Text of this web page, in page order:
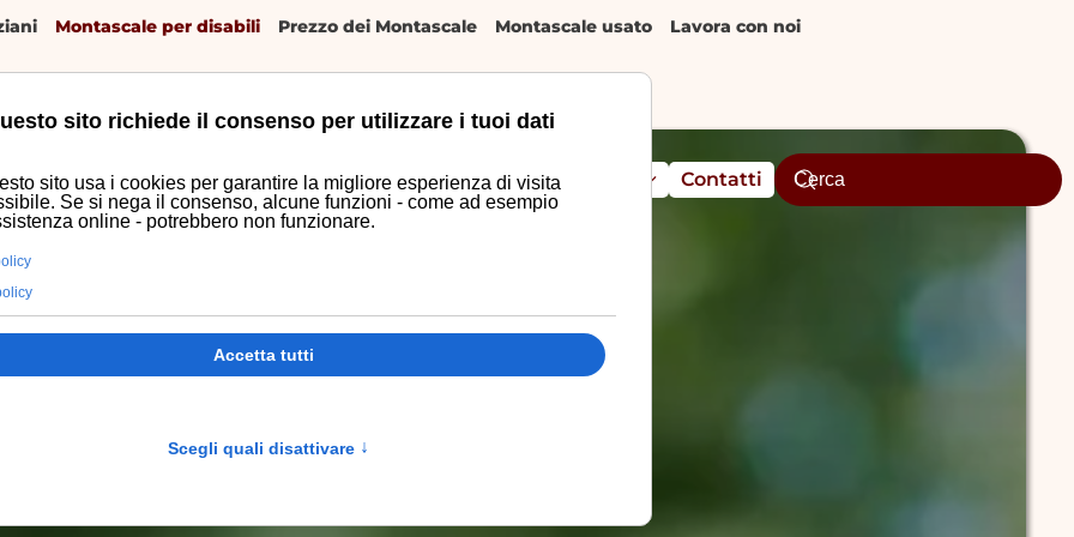
sito richiede il consenso per utilizzare i tuoi dati
sito usa i cookies per garantire la migliore esperienza di visita
Se si nega il consenso, alcune funzioni - come ad esempio
online - potrebbero non funzionare.
Accetta tutti
Scegli quali disattivare ↑
Montascale per disabili Prezzo dei Montascale Montascale usato
Lavora con noi
Usato Preventivo Assistenza Contatti